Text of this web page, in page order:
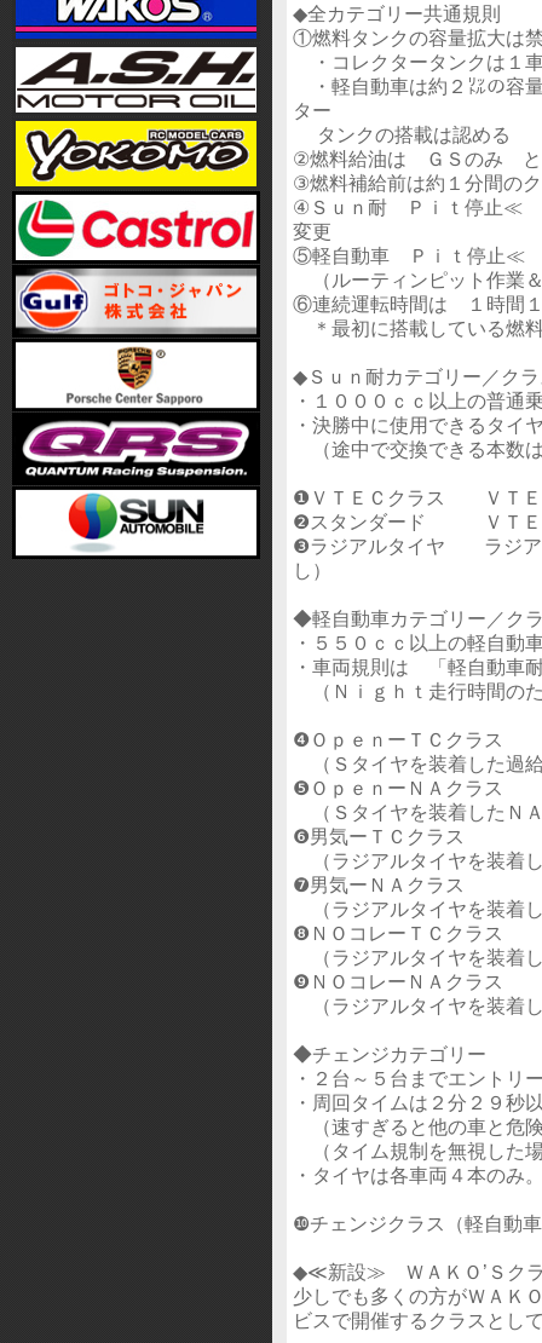
◆全カテゴリー共通規則
①燃料タンクの容量拡大は
・コレクタータンクは１
・軽自動車は約２㍑の容
ター
タンクの搭載は認める
②燃料給油は ＧＳのみ と
③燃料補給前は約１分間の
④Ｓｕｎ耐 Ｐｉｔ停止≪
変更
⑤軽自動車 Ｐｉｔ停止≪
（ルーティンピット作業
⑥連続運転時間は １時間
＊最初に搭載している燃
◆Ｓｕｎ耐カテゴリー／ク
・１０００ｃｃ以上の普通
・決勝中に使用できるタイ
（途中で交換できる本数
❶ＶＴＥＣクラス ＶＴＥ
❷スタンダード ＶＴＥＣ
❸ラジアルタイヤ ラジア
し）
◆軽自動車カテゴリー／ク
・５５０ｃｃ以上の軽自動
・車両規則は 「軽自動車
（Ｎｉｇｈｔ走行時間の
❹ＯｐｅｎーＴＣクラス
（Ｓタイヤを装着した過
❺ＯｐｅｎーＮＡクラス
（Ｓタイヤを装着したＮ
❻男気ーＴＣクラス
（ラジアルタイヤを装着
❼男気ーＮＡクラス
（ラジアルタイヤを装着
❽ＮＯコレーＴＣクラス
（ラジアルタイヤを装着
❾ＮＯコレーＮＡクラス
（ラジアルタイヤを装着
◆チェンジカテゴリー
・２台～５台までエント
・周回タイムは２分２９秒
（速すぎると他の車と危
（タイム規制を無視した
・タイヤは各車両４本のみ
❿チェンジクラス（軽自動
◆≪新設≫ ＷＡＫＯ’Ｓク
少しでも多くの方がＷＡＫ
ビスで開催するクラスとし